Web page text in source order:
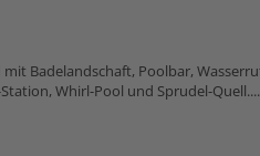
Badelandschaft, Poolbar,
Whirl-Pool und Sprudel-Quell....